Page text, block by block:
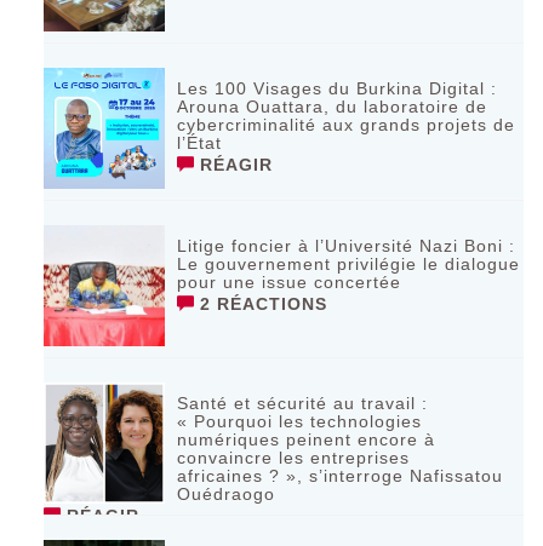
Les 100 Visages du Burkina Digital :
Arouna Ouattara, du laboratoire de
cybercriminalité aux grands projets de
l’État
RÉAGIR
Litige foncier à l’Université Nazi Boni :
Le gouvernement privilégie le dialogue
pour une issue concertée
2 RÉACTIONS
Santé et sécurité au travail :
« Pourquoi les technologies
numériques peinent encore à
convaincre les entreprises
africaines ? », s’interroge Nafissatou
Ouédraogo
RÉAGIR